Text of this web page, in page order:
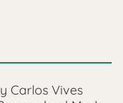
Carlos Vives